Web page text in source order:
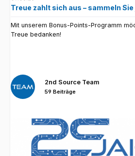
Treue zahlt sich aus – sammeln
Mit unserem Bonus-Points-Programm
Treue bedanken!
2nd Source Team
59 Beiträge